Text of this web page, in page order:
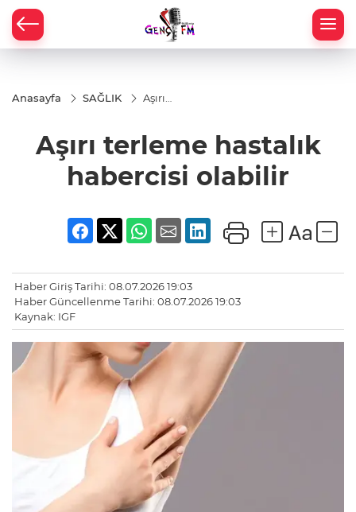
Anasayfa SAĞLIK
Aşırı
habercisi
olabilir
Aşırı terleme hastalık
habercisi olabilir
Haber Giriş Tarihi: 08.07.2026 19:03
Haber Güncellenme Tarihi: 08.07.2026 19:03
Kaynak: IGF